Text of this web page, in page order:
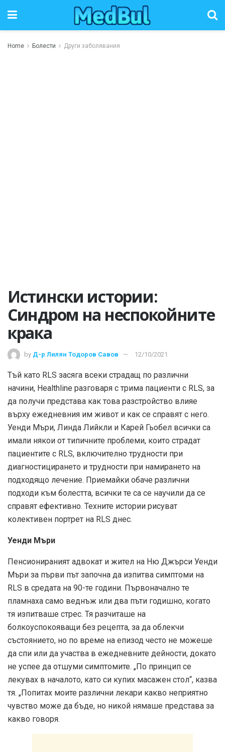
Home Болести Други заболявания
Истински истории:
Синдром на неспокойните
крака
by Д-р Лилян Тодоров Савов 12/10/2021
Тъй като RLS засяга всеки страдащ по различни
начини, Healthline разговаря с трима пациенти с RLS, за
да получи представа как това разстройство влияе
върху ежедневния им живот и как се справят с него.
Уенди Мъри, Линда Лийкли и Карей Гьобел всички са
имали някои от типичните проблеми, които страдат
пациентите с RLS, включително трудности при
диагностицирането и трудности при намирането на
подходящо лечение. Приемайки обаче различни
подходи към болестта, всички те са се научили да се
справят ефективно. Техните истории рисуват
колективен портрет на RLS днес.
Уенди Мъри
Пенсионираният адвокат и жител на Ню Джърси Уенди
Мъри за първи път започна да изпитва симптоми на
RLS в средата на 90-те години. Първоначално те
пламнаха само веднъж или два пъти годишно, когато
тя изпитваше стрес. Тя разчиташе на
болкоуспокояващи без рецепта, за да облекчи
състоянието, но по време на епизод често не можеше
да спи или да участва в ежедневните дейности, докато
не успее да отшуми симптомите. „По принцип се
лекувах в началото, като си купих масажен стол“, казва
тя. „Попитах моите различни лекари какво неприятно
чувство може да бъде, но никой нямаше представа за
какво говоря.